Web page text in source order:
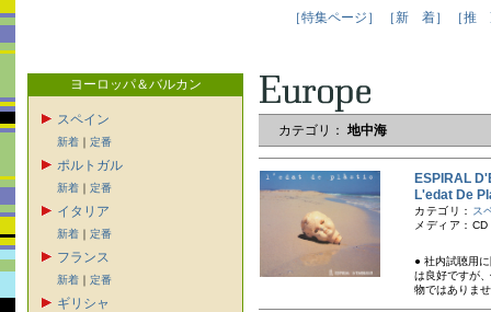
［特集ページ］ ［新 着］ ［推
ヨーロッパ＆バルカン
スペイン
新着 ｜ 定番
ポルトガル
新着 ｜ 定番
イタリア
新着 ｜ 定番
フランス
新着 ｜ 定番
ギリシャ
カテゴリ： 地中海
ESPIRAL
L'edat De
カテゴリ： ス
メディア：CD
● 社内試聴用
は良好ですが
物ではありま